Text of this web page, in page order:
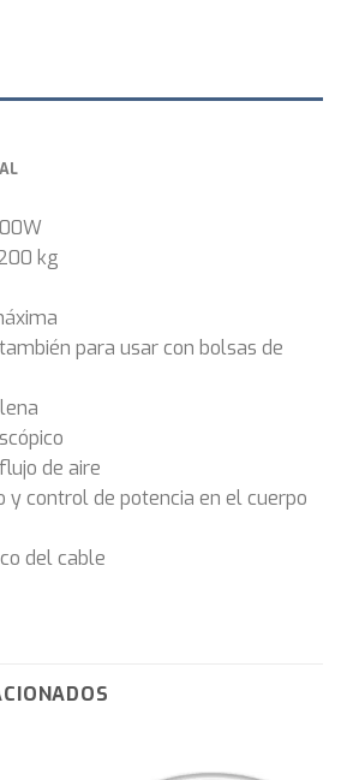
kg
para usar con bolsas de
de aire
y control de potencia en el cuerpo
del cable